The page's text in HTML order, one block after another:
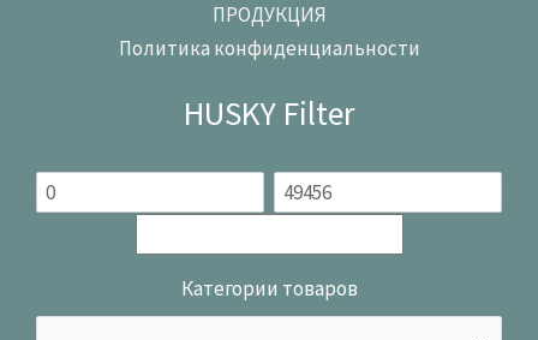
ПРОДУКЦИЯ
Политика конфиденциальности
HUSKY Filter
Категории товаров